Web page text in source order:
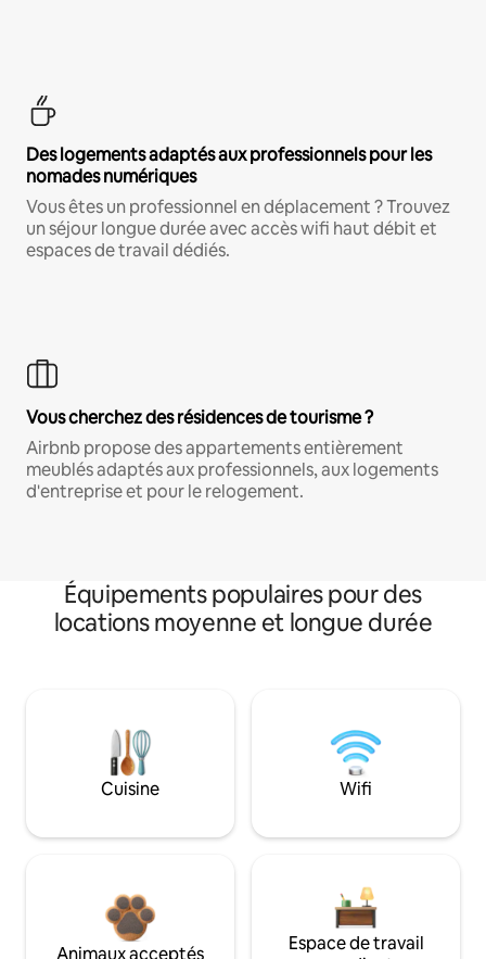
Des logements adaptés aux professionnels pour les
nomades numériques
Vous êtes un professionnel en déplacement ? Trouvez
un séjour longue durée avec accès wifi haut débit et
espaces de travail dédiés.
Vous cherchez des résidences de tourisme ?
Airbnb propose des appartements entièrement
meublés adaptés aux professionnels, aux logements
d'entreprise et pour le relogement.
Équipements populaires pour des
locations moyenne et longue durée
Cuisine Wifi
Animaux acceptés
Espace de travail